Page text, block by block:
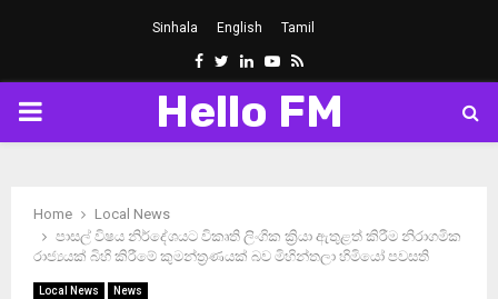
Sinhala English Tamil
Facebook
Twitter
LinkedinYoutube
Rss
PRIMARY
Hello FM
Home
Local News
පාසල් විෂය නිර්දේශයට විකෘති ලිංගික ක්‍රියා ඇතුළත් කිරීම නිරාගමික
රාජ්‍යයක් බිහි කිරීමේ කුමන්ත්‍රණයක් බව මිහින්තලා හිමියෝ පවසති
Local News News